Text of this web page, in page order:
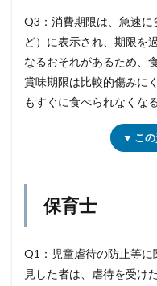
Q3：消費期限は、急速
ど）に表示され、期限を
なるおそれがあるため、
賞味期限は比較的傷みに
もすぐに食べられなくな
▼ この
保育士
Q1：児童虐待の防止等
見した者は、虐待を受け